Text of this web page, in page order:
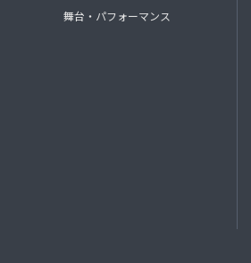
舞台・パフォーマンス